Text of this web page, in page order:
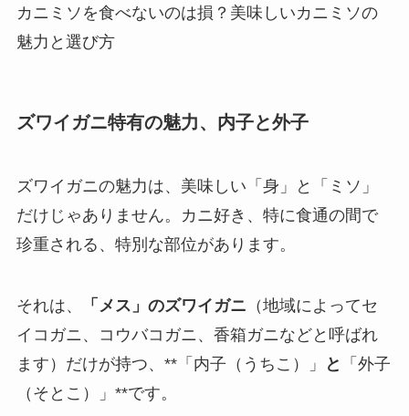
カニミソを食べないのは損？美味しいカニミソの
魅力と選び方
ズワイガニ特有の魅力、内子と外子
ズワイガニの魅力は、美味しい「身」と「ミソ」
だけじゃありません。カニ好き、特に食通の間で
珍重される、特別な部位があります。
それは、 「メス」のズワイガニ （地域によってセ
イコガニ、コウバコガニ、香箱ガニなどと呼ばれ
ます）だけが持つ、**「内子（うちこ）」
と
「外子
（そとこ）」**です。